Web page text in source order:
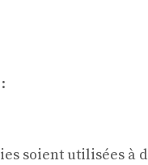
soient utilisées à